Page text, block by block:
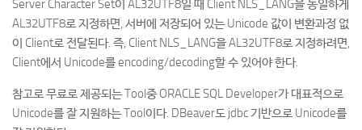
Server Character Set이 AL32UTF8일 때 Client NLS_LANG을 동일하게
AL32UTF8로 지정하면, 서버에 저장되어 있는 Unicode 값이 변환과정 없
이 Client로 전달된다. 즉, Client NLS_LANG을 AL32UTF8로 지정하려면,
Client에서 Unicode를 encoding/decoding할 수 있어야 한다.
참고로 무료로 제공되는 Tool중 ORACLE SQL Developer가 대표적으로
Unicode를 잘 지원하는 Tool이다. DBeaver도 jdbc 기반으로 Unicode를